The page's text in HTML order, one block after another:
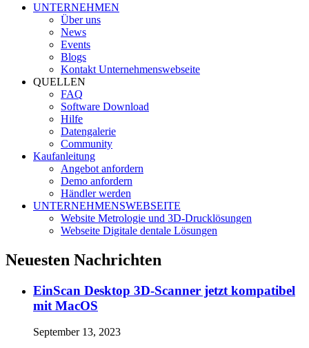
UNTERNEHMEN
Über uns
News
Events
Blogs
Kontakt Unternehmenswebseite
QUELLEN
FAQ
Software Download
Hilfe
Datengalerie
Community
Kaufanleitung
Angebot anfordern
Demo anfordern
Händler werden
UNTERNEHMENSWEBSEITE
Website Metrologie und 3D-Drucklösungen
Webseite Digitale dentale Lösungen
Neuesten Nachrichten
EinScan Desktop 3D-Scanner jetzt kompatibel
mit MacOS
September 13, 2023